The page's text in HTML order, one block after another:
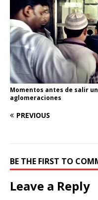
Momentos antes de salir
aglomeraciones
PREVIOUS
BE THE FIRST TO
Leave a Reply